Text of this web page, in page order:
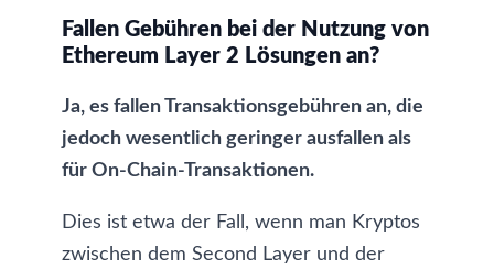
Fallen Gebühren bei der Nutzung von
Ethereum Layer 2 Lösungen an?
Ja, es fallen Transaktionsgebühren an, die
jedoch wesentlich geringer ausfallen als
für On-Chain-Transaktionen.
Dies ist etwa der Fall, wenn man Kryptos
zwischen dem Second Layer und der